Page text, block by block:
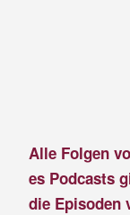
Alle Folgen
es Podcasts
die Episoden